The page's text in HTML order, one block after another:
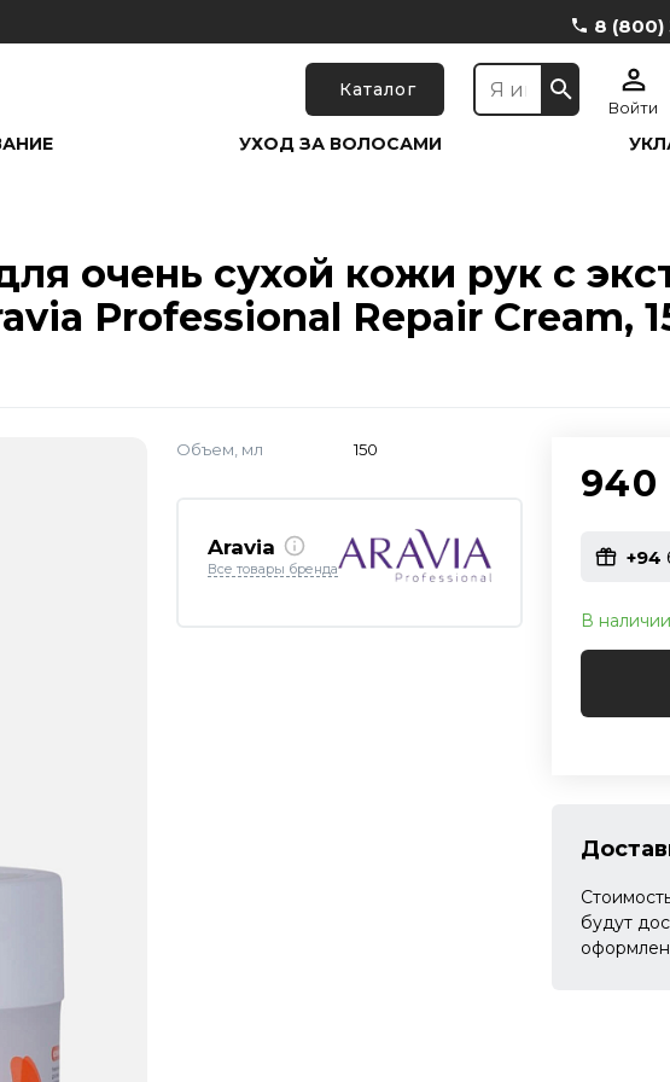
8 (800)
Каталог
Войти
УХОД ЗА ВОЛОСАМИ
очень сухой кожи рук с
Professional Repair Cream,
Объем, мл 150
Aravia
Все товары бренда
940
+94
В наличии
будут